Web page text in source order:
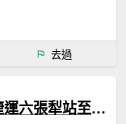
去過
淡蘭南路第一段：捷運六張犁站至樹梅古道